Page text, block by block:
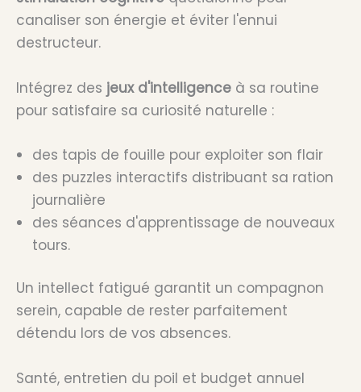
canaliser son énergie et éviter l'ennui
destructeur.
Intégrez des jeux d'intelligence à sa routine
pour satisfaire sa curiosité naturelle :
des tapis de fouille pour exploiter son flair
des puzzles interactifs distribuant sa ration
journalière
des séances d'apprentissage de nouveaux
tours.
Un intellect fatigué garantit un compagnon
serein, capable de rester parfaitement
détendu lors de vos absences.
Santé, entretien du poil et budget annuel